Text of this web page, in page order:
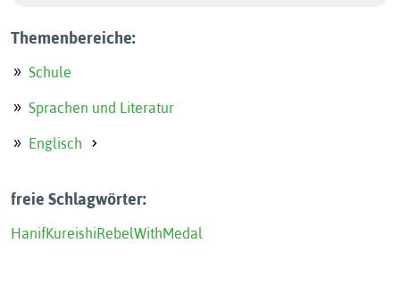
Themenbereiche:
Schule
Sprachen und Literatur
Englisch
freie Schlagwörter:
HanifKureishiRebelWithMedal